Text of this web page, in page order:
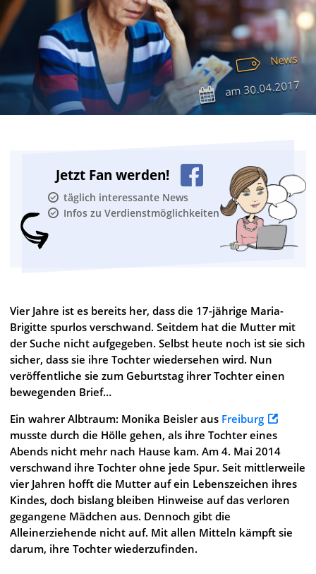
News
am30.04.2017
Jetzt Fan werden!
täglich interessante News
Infos zu Verdienstmöglichkeiten
Vier Jahre ist es bereits her, dass die 17-jährige Maria-
Brigitte spurlos verschwand. Seitdem hat die Mutter mit
der Suche nicht aufgegeben. Selbst heute noch ist sie sich
sicher, dass sie ihre Tochter wiedersehen wird. Nun
veröffentliche sie zum Geburtstag ihrer Tochter einen
bewegenden Brief…
Ein wahrer Albtraum: Monika Beisler aus Freiburg
musste durch die Hölle gehen, als ihre Tochter eines
Abends nicht mehr nach Hause kam. Am 4. Mai 2014
verschwand ihre Tochter ohne jede Spur. Seit mittlerweile
vier Jahren hofft die Mutter auf ein Lebenszeichen ihres
Kindes, doch bislang bleiben Hinweise auf das verloren
gegangene Mädchen aus. Dennoch gibt die
Alleinerziehende nicht auf. Mit allen Mitteln kämpft sie
darum, ihre Tochter wiederzufinden.